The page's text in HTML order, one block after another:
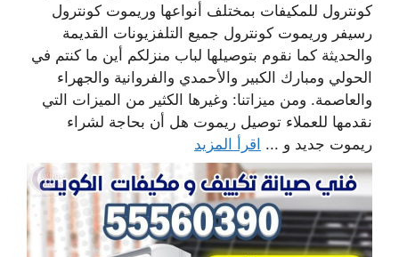
كونترول للمكيفات بمختلف أنواعها وريموت كونترول
رسيفر وريموت كونترول جميع التلفزيونات القديمة
والحديثة كما نقوم بتوصيلها لباب منزلكم أين ما كنتم في
الحولي ومبارك الكبير والأحمدي والفروانية والجهراء
والعاصمة. ومن ميزاتنا: وغيرها الكثير من الميزات التي
نقدمها للعملاء توصيل ريموت هل أن بحاجة لشراء
ريموت جديد و ... اقرأ المزيد